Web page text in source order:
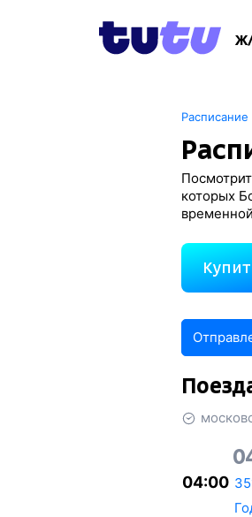
Ж/
которых
04:00